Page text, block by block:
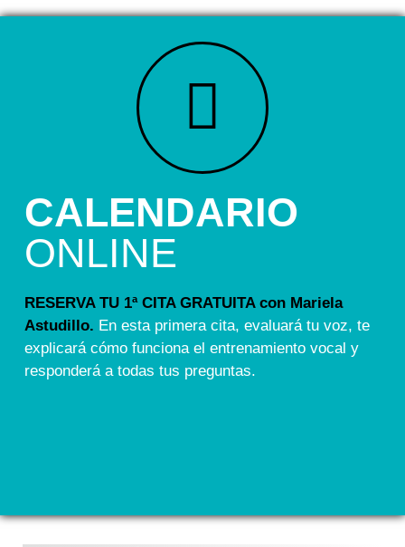
CALENDARIO
ONLINE
RESERVA TU 1ª CITA GRATUITA con Mariela
Astudillo. En esta primera cita, evaluará tu voz, te
explicará cómo funciona el entrenamiento vocal y
responderá a todas tus preguntas.